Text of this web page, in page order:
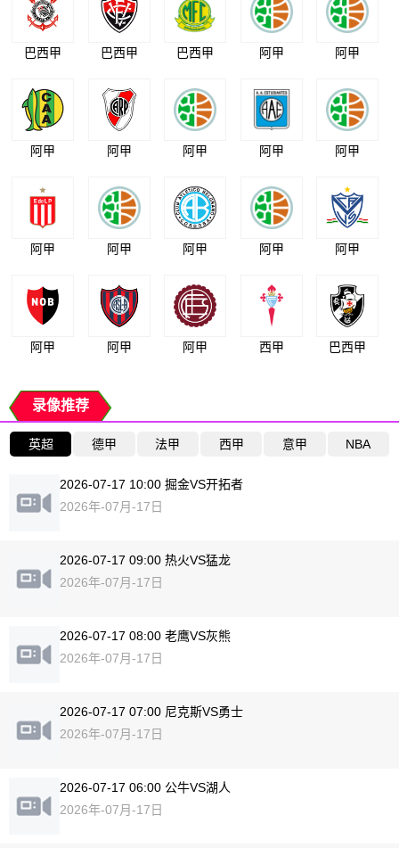
巴西甲 巴西甲 巴西甲 阿甲 阿甲
阿甲 阿甲 阿甲 阿甲 阿甲
阿甲 阿甲 阿甲 阿甲 阿甲
阿甲 阿甲 阿甲 西甲 巴西甲
录像推荐
英超 德甲 法甲 西甲 意甲 NBA
2026-07-17 10:00 掘金VS开拓者
2026年-07月-17日
2026-07-17 09:00 热火VS猛龙
2026年-07月-17日
2026-07-17 08:00 老鹰VS灰熊
2026年-07月-17日
2026-07-17 07:00 尼克斯VS勇士
2026年-07月-17日
2026-07-17 06:00 公牛VS湖人
2026年-07月-17日